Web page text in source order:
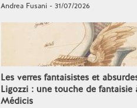
Andrea Fusani - 31/07/2026
Les verres fantaisistes et
Ligozzi : une touche de fantaisie
Médicis